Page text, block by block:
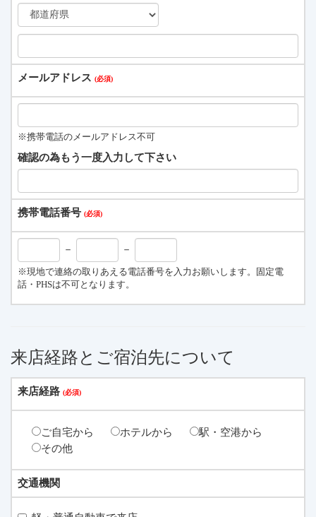
メールアドレス
※携帯電話のメールアドレス不可
確認の為もう一度入力して下さい
携帯電話番号
－ －
※現地で連絡の取りあえる電話番号を入力お願いします。固定電
話・PHSは不可となります。
来店経路とご宿泊先について
来店経路
ご自宅から ホテルから
駅・空港から
その他
交通機関